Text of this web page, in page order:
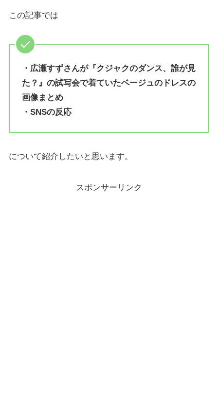
この記事では
・広瀬すずさんが『クジャクのダンス、誰が見
た？』の試写会で着ていたベージュのドレスの
画像まとめ
・SNSの反応
について紹介したいと思います。
スポンサーリンク